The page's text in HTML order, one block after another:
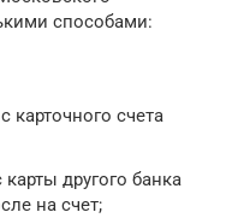
способами:
карточного счета
другого банка
на счет;